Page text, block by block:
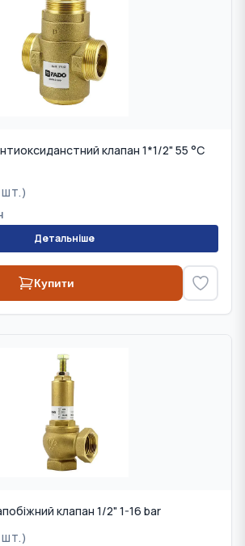
клапан 1*1/2" 55 °С
ШТ.)
Детальніше
Купити
клапан 1/2" 1-16 bar
ШТ.)